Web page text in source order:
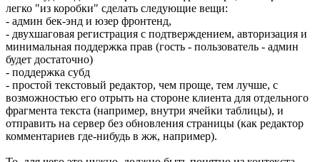
легко "из коробки" сделать следующие вещи:
- админ бек-энд и юзер фронтенд,
- двухшаговая регистрация с подтверждением, авторизация и
минимальная поддержка прав (гость - пользователь - админ
будет достаточно)
- поддержка субд
- простой текстовый редактор, чем проще, тем лучше, с
возможностью его отрыть на стороне клиента для отдельного
фрагмента текста (например, внутри ячейки таблицы), и
отправить на сервер без обновления страницы (как редактор
комментариев где-нибудь в жж, например).